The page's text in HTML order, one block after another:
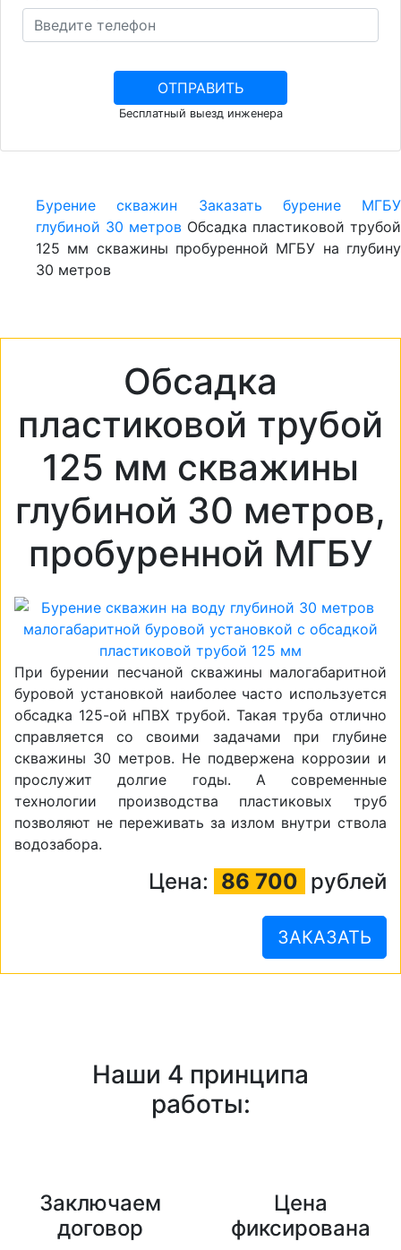
Бесплатный выезд инженера
Бурение скважин
Заказать бурение МГБУ
глубиной 30 метров Обсадка пластиковой трубой
125 мм скважины пробуренной МГБУ на глубину
30 метров
Обсадка
пластиковой трубой
125 мм скважины
глубиной 30 метров,
пробуренной МГБУ
При бурении песчаной скважины малогабаритной
буровой установкой наиболее часто используется
обсадка 125-ой нПВХ трубой. Такая труба отлично
справляется со своими задачами при глубине
скважины 30 метров. Не подвержена коррозии и
прослужит долгие годы. А современные
технологии производства пластиковых труб
позволяют не переживать за излом внутри ствола
водозабора.
Цена: 86 700 рублей
ЗАКАЗАТЬ
Наши 4 принципа
работы:
Заключаем
договор
Цена
фиксирована